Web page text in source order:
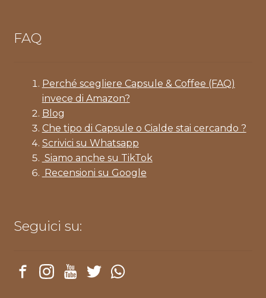
FAQ
Perché scegliere Capsule & Coffee (FAQ)
invece di Amazon?
Blog
Che tipo di Capsule o Cialde stai cercando ?
Scrivici su Whatsapp
Siamo anche su TikTok
Recensioni su Google
Seguici su: